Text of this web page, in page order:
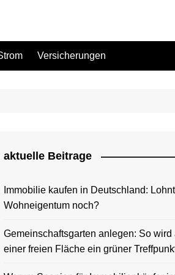
Versicherungen
aktuelle Beitrage
Immobilie kaufen in Deutschland:
Wohneigentum noch?
Gemeinschaftsgarten anlegen: So wird
einer freien Fläche ein grüner